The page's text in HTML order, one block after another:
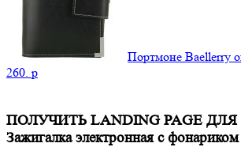
Портмоне Baellerry
260. p
ПОЛУЧИТЬ LANDING PAGE ДЛЯ
Зажигалка электронная с